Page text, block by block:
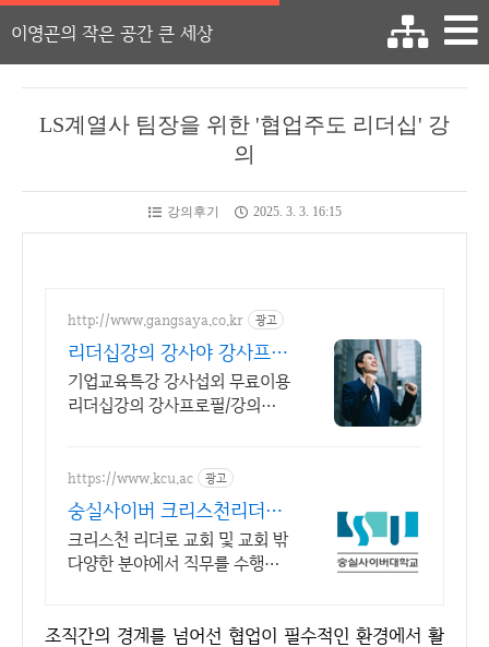
이영곤의 작은 공간 큰 세상
LS계열사 팀장을 위한 '협업주도 리더십' 강
의
강의후기 2025. 3. 3. 16:15
http://www.gangsaya.co.kr 광고
리더십강의 강사야 강사프로
필/제안서 무료발송
기업교육특강 강사섭외 무료이용
리더십강의 강사프로필/강의제
https://www.kcu.ac 광고
숭실사이버 크리스천리더십
학과 신편입생 모집 중!
크리스천 리더로 교회 및 교회 밖
다양한 분야에서 직무를 수행할
대학교! 100% 온라인강의!
조직간의 경계를 넘어선 협업이 필수적인 환경에서 활